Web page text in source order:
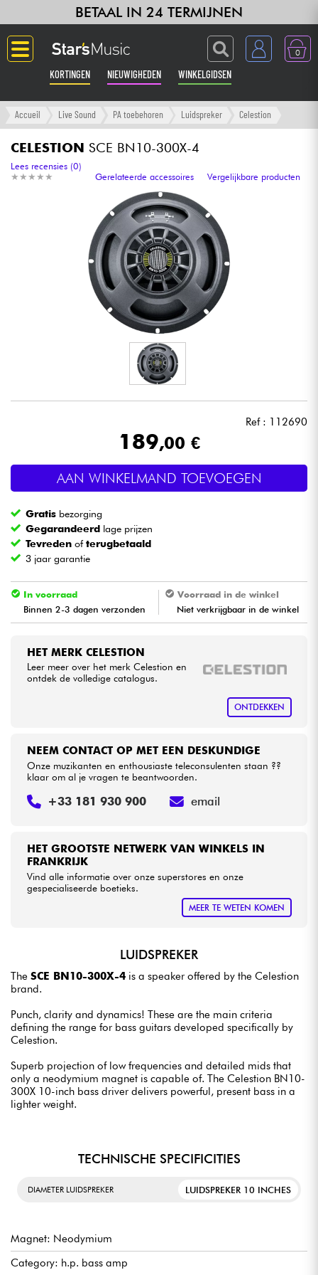
BETAAL IN 24 TERMIJNEN
0
KORTINGEN NIEUWIGHEDEN WINKELGIDSEN
Langue
Gitaar & Bas
Versterker & Effecten
Toetsenbord & Piano
Synths & samplers
Home-studio
Licht
Drums & percussie
Blaasinstrument
Viool & Quatuor
Kabels & toebehoren
Sets
Bekijk onze merken
Accueil Live Sound PA toebehoren Luidspreker Celestion
CELESTION SCE BN10-300X-4
★ ★ ★ ★ ★
★ ★ ★ ★ ★
Lees recensies (0)
Gerelateerde accessoires
Vergelijkbare producten
Ref : 112690
189,00 €
AAN WINKELMAND TOEVOEGEN
Gratis bezorging
Gegarandeerd lage prijzen
Tevreden ofterugbetaald
3 jaar garantie
In voorraad
Binnen 2-3 dagen verzonden
Voorraad in de winkel
Niet verkrijgbaar in de winkel
HET MERK CELESTION
Leer meer over het merk Celestion en
ontdek de volledige catalogus.
ONTDEKKEN
HET GROOTSTE NETWERK VAN WINKELS IN
FRANKRIJK
Vind alle informatie over onze superstores en onze
gespecialiseerde boetieks.
MEER TE WETEN KOMEN
NEEM CONTACT OP MET EEN DESKUNDIGE
Onze muzikanten en enthousiaste teleconsulenten staan ??
klaar om al je vragen te beantwoorden.
+33 181 930 900 email
LUIDSPREKER
The SCE BN10-300X-4 is a speaker offered by the Celestion
brand.
Punch, clarity and dynamics! These are the main criteria
defining the range for bass guitars developed specifically by
Celestion.
Superb projection of low frequencies and detailed mids that
only a neodymium magnet is capable of. The Celestion BN10-
300X 10-inch bass driver delivers powerful, present bass in a
lighter weight.
TECHNISCHE SPECIFICITIES
DIAMETER LUIDSPREKER LUIDSPREKER 10 INCHES
Magnet: Neodymium
Category: h.p. bass amp